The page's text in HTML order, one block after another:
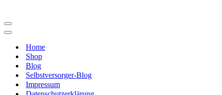
Navigationsmenü
Navigationsmenü
Home
Shop
Blog
Selbstversorger-Blog
Impressum